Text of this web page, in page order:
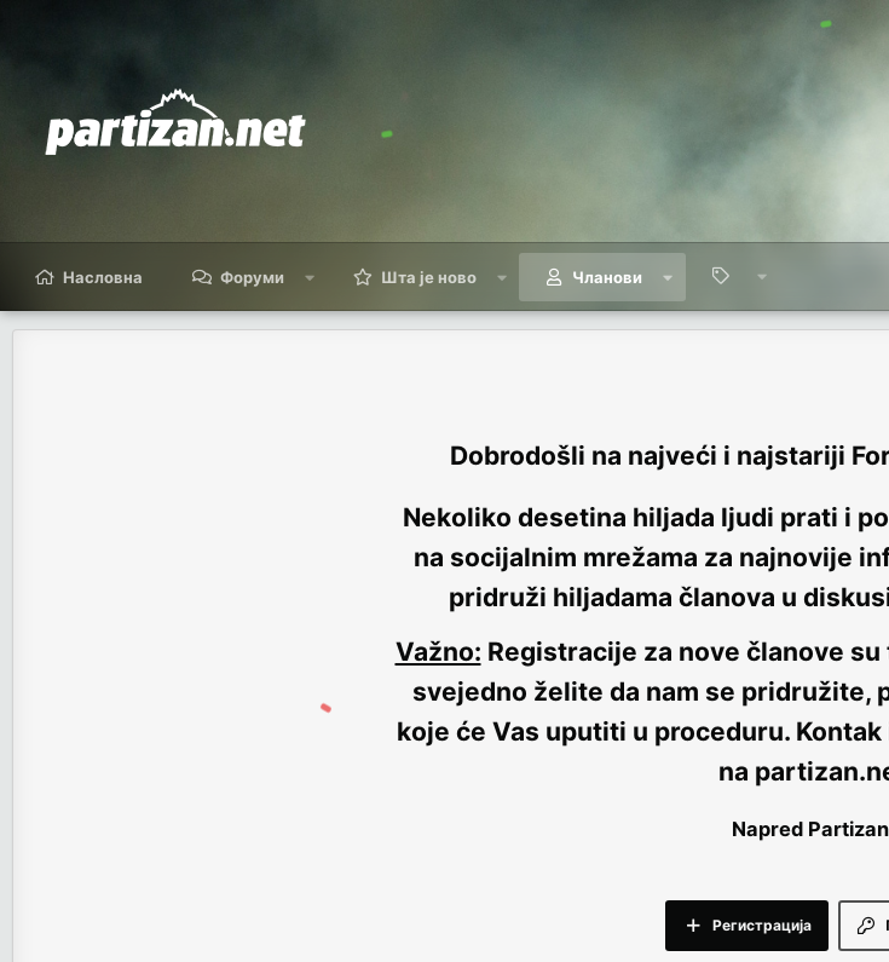
Насловна Форуми Шта је ново Чланови
Dobrodošli na najveći i najstariji
Nekoliko desetina hiljada ljudi prati i
na socijalnim mrežama za najnovije
pridruži hiljadama članova u
Važno: Registracije za nove članove
svejedno želite da nam se pridružite,
koje će Vas uputiti u proceduru.
na
Napred
Регистрација